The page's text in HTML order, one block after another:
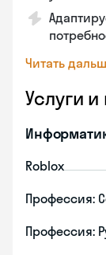
Читать
Услуги
Roblox
Профессия:
Профессия: